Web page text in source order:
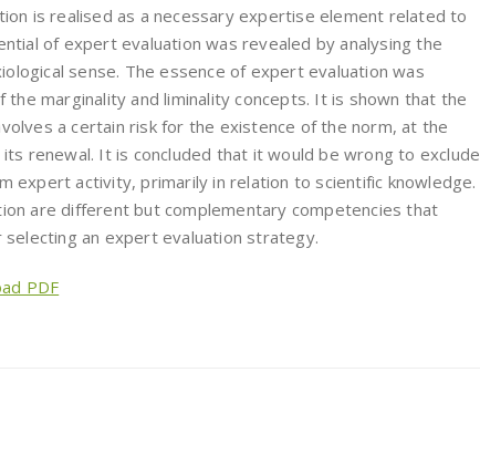
is realised as a necessary expertise element related to
of expert evaluation was revealed by analysing the
sense. The essence of expert evaluation was
marginality and liminality concepts. It is shown that the
a certain risk for the existence of the norm, at the
renewal. It is concluded that it would be wrong to exclude
expert activity, primarily in relation to scientific knowledge.
are different but complementary competencies that
an expert evaluation strategy.
PDF